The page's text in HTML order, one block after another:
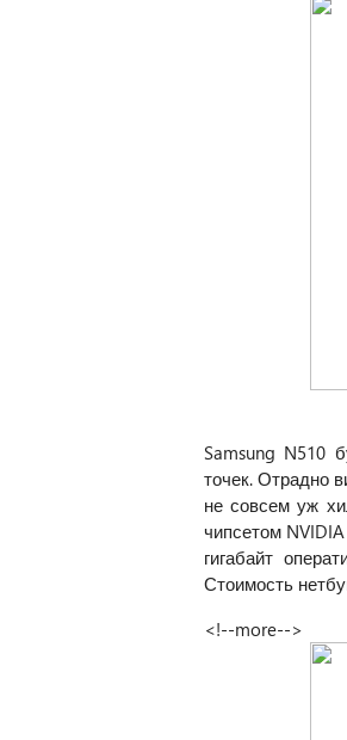
Samsung N510
точек. Отрадно
не совсем уж
чипсетом
гигабайт
Стоимость
<!--more-->